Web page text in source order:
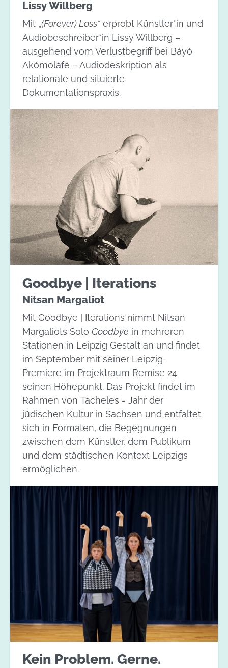
Lissy Willberg
Mit „(Forever) Loss“ erprobt Künstler*in und
Audiobeschreiber*in Lissy Willberg –
ausgehend vom Verlustbegriff bei Báyò
Akómoláfé – Audiodeskription als
relationale und situierte
Dokumentationspraxis.
Goodbye | Iterations
Nitsan Margaliot
Mit Goodbye | Iterations nimmt Nitsan
Margaliots Solo Goodbye in mehreren
Stationen in Leipzig Gestalt an und findet
im September mit seiner Leipzig-
Premiere im Projektraum Remise 24
seinen Höhepunkt. Das Projekt findet im
Rahmen von Tacheles - Jahr der
jüdischen Kultur in Sachsen und entfaltet
sich in Formaten, die Begegnungen
zwischen dem Künstler, dem Publikum
und dem städtischen Kontext Leipzigs
ermöglichen.
Kein Problem. Gerne.